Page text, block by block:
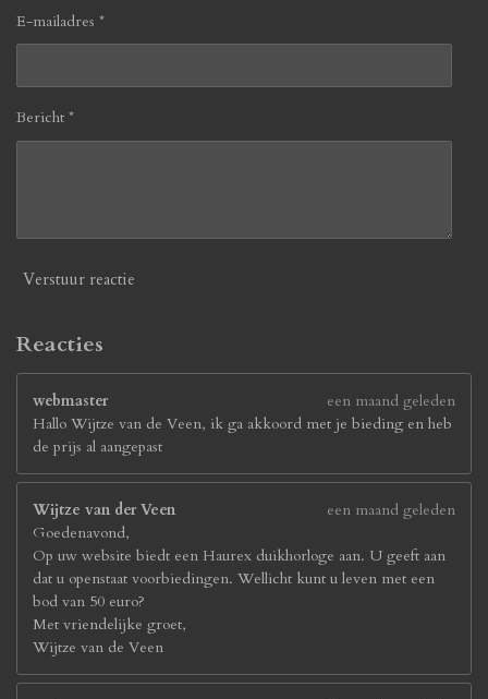
E-mailadres *
Bericht *
Verstuur reactie
Reacties
webmaster
een maand geleden
Hallo Wijtze van de Veen, ik ga akkoord met je bieding en heb
de prijs al aangepast
Wijtze van der Veen
een maand geleden
Goedenavond,
Op uw website biedt een Haurex duikhorloge aan. U geeft aan
dat u openstaat voorbiedingen. Wellicht kunt u leven met een
bod van 50 euro?
Met vriendelijke groet,
Wijtze van de Veen